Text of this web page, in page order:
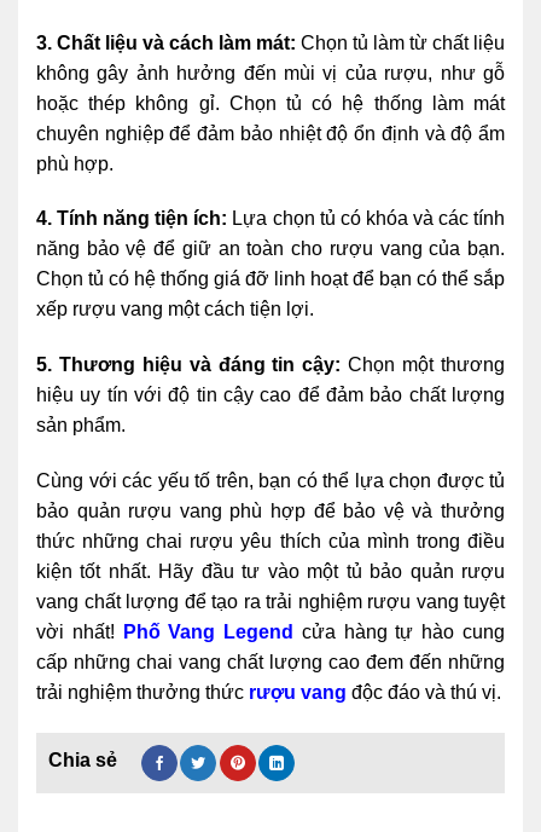
3. Chất liệu và cách làm mát: Chọn tủ làm từ chất liệu
không gây ảnh hưởng đến mùi vị của rượu, như gỗ
hoặc thép không gỉ. Chọn tủ có hệ thống làm mát
chuyên nghiệp để đảm bảo nhiệt độ ổn định và độ ẩm
phù hợp.
4. Tính năng tiện ích: Lựa chọn tủ có khóa và các tính
năng bảo vệ để giữ an toàn cho rượu vang của bạn.
Chọn tủ có hệ thống giá đỡ linh hoạt để bạn có thể sắp
xếp rượu vang một cách tiện lợi.
5. Thương hiệu và đáng tin cậy: Chọn một thương
hiệu uy tín với độ tin cậy cao để đảm bảo chất lượng
sản phẩm.
Cùng với các yếu tố trên, bạn có thể lựa chọn được tủ
bảo quản rượu vang phù hợp để bảo vệ và thưởng
thức những chai rượu yêu thích của mình trong điều
kiện tốt nhất. Hãy đầu tư vào một tủ bảo quản rượu
vang chất lượng để tạo ra trải nghiệm rượu vang tuyệt
vời nhất!
Phố Vang Legend cửa hàng tự hào cung
cấp những chai vang chất lượng cao đem đến những
trải nghiệm thưởng thức rượu vang độc đáo và thú vị.